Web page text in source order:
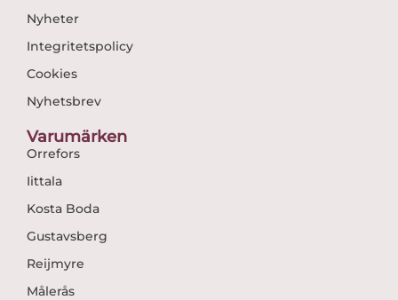
Nyheter
Integritetspolicy
Cookies
Nyhetsbrev
Varumärken
Orrefors
Iittala
Kosta Boda
Gustavsberg
Reijmyre
Målerås